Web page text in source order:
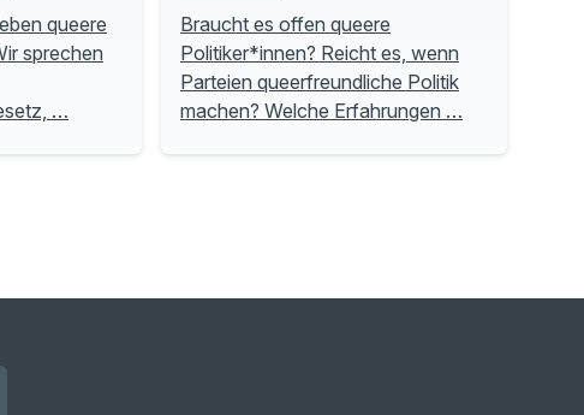
queere
sprechen
…
Braucht es offen queere
Politiker*innen? Reicht es, wenn
Parteien queerfreundliche Politik
machen? Welche Erfahrungen …